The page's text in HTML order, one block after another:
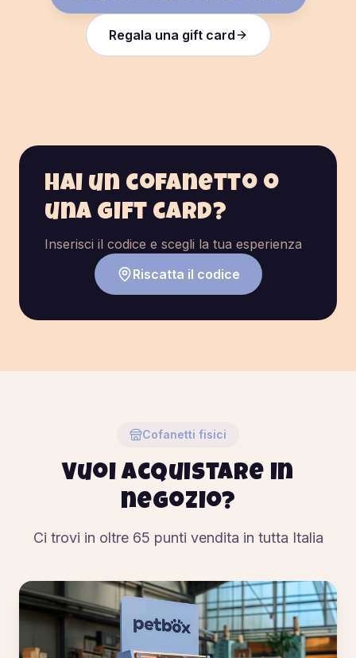
Regala una gift card
Hai un cofanetto o
una gift card?
Inserisci il codice e scegli la tua esperienza
Riscatta il codice
Cofanetti fisici
Vuoi acquistare in
negozio?
Ci trovi in oltre 65 punti vendita in tutta Italia